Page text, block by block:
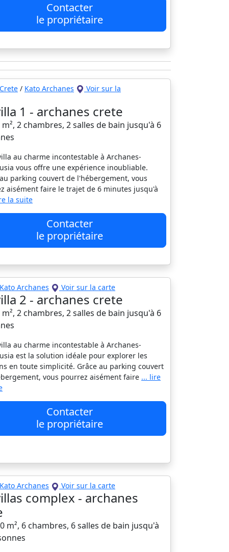
Contacter
le propriétaire
Crete / Kato Archanes
Voir sur la
1 - archanes crete
m², 2 chambres, 2 salles de bain jusqu'à 6
au charme incontestable à Archanes-
vous offre une expérience inoubliable.
parking couvert de l'hébergement, vous
aisément faire le trajet de 6 minutes jusqu'à
la suite
Contacter
le propriétaire
Kato Archanes Voir sur la carte
2 - archanes crete
m², 2 chambres, 2 salles de bain jusqu'à 6
au charme incontestable à Archanes-
est la solution idéale pour explorer les
en toute simplicité. Grâce au parking couvert
vous pourrez aisément faire ... lire
Contacter
le propriétaire
Kato Archanes Voir sur la carte
complex - archanes
m², 6 chambres, 6 salles de bain jusqu'à